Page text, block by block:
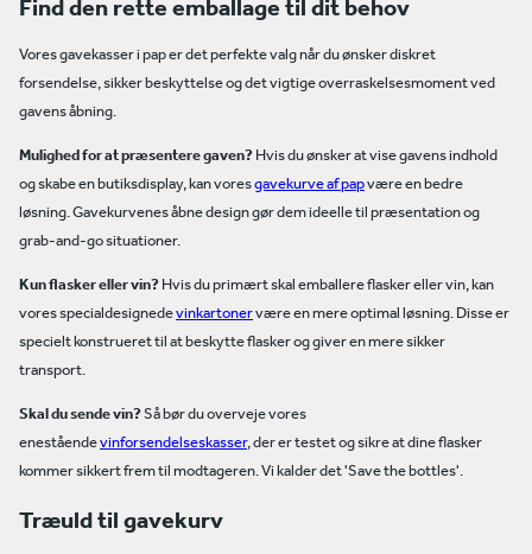
Find den rette emballage til dit behov
Vores gavekasser i pap er det perfekte valg når du ønsker diskret
forsendelse, sikker beskyttelse og det vigtige overraskelsesmoment ved
gavens åbning.
Mulighed for at præsentere gaven?Hvis du ønsker at vise gavens indhold
og skabe en butiksdisplay, kan voresgavekurve af papvære en bedre
løsning. Gavekurvenes åbne design gør dem ideelle til præsentation og
grab-and-go situationer.
Kun flasker eller vin?Hvis du primært skal emballere flasker eller vin, kan
vores specialdesignedevinkartonervære en mere optimal løsning. Disse er
specielt konstrueret til at beskytte flasker og giver en mere sikker
transport.
Skal du sende vin?Så bør du overveje vores
eneståendevinforsendelseskasser, der er testet og sikre at dine flasker
kommer sikkert frem til modtageren. Vi kalder det 'Save the bottles'.
Træuld til gavekurv